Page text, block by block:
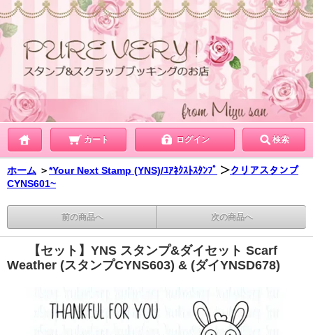
カート ログイン 検索
ホーム ＞*Your Next Stamp (YNS)/ﾕｱﾈｸｽﾄｽﾀﾝﾌﾟ ＞クリアスタンプ
CYNS601~
前の商品へ 次の商品へ
【セット】YNS スタンプ&ダイセット Scarf
Weather (スタンプCYNS603) & (ダイYNSD678)